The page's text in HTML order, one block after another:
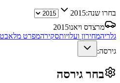
בחרו שנה:2015
מרצדס ויאנו2015
גלריהמחירון ועלויותסקירהמפרט מלא
גירסה:
בחר גירסה